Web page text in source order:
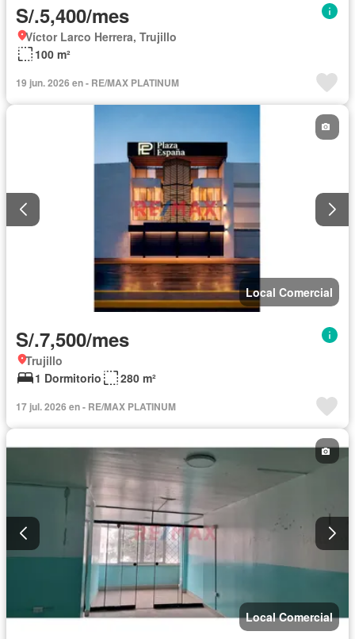
S/.5,400/mes
Víctor Larco Herrera, Trujillo
100 m²
19 jun. 2026 en - RE/MAX PLATINUM
Local Comercial
S/.7,500/mes
Trujillo
1 Dormitorio
280 m²
17 jul. 2026 en - RE/MAX PLATINUM
Local Comercial